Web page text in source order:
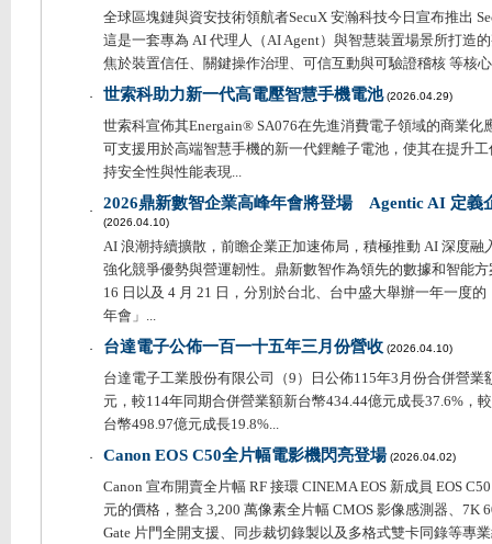
全球區塊鏈與資安技術領航者SecuX 安瀚科技今日宣布推出
這是一套專為 AI 代理人（AI Agent）與智慧裝置場景所打造
焦於裝置信任、關鍵操作治理、可信互動與可驗證稽核 等核
世索科助力新一代高電壓智慧手機電池(2026.04.29)
世索科宣佈其Energain® SA076在先進消費電子領域的商業化
可支援用於高端智慧手機的新一代鋰離子電池，使其在提升
持安全性與性能表現...
2026鼎新數智企業高峰年會將登場 Agentic AI 定義
(2026.04.10)
AI 浪潮持續擴散，前瞻企業正加速佈局，積極推動 AI 深度融
強化競爭優勢與營運韌性。鼎新數智作為領先的數據和智能
16 日以及 4 月 21 日，分別於台北、台中盛大舉辦一年一度
年會」...
台達電子公佈一百一十五年三月份營收 (2026.04.10)
台達電子工業股份有限公司（9）日公佈115年3月份合併營業
元，較114年同期合併營業額新台幣434.44億元成長37.6%，
台幣498.97億元成長19.8%...
Canon EOS C50全片幅電影機閃亮登場(2026.04.02)
Canon 宣布開賣全片幅 RF 接環 CINEMA EOS 新成員 EOS
元的價格，整合 3,200 萬像素全片幅 CMOS 影像感測器、7K
Gate 片門全開支援、同步裁切錄製以及多格式雙卡同錄等專